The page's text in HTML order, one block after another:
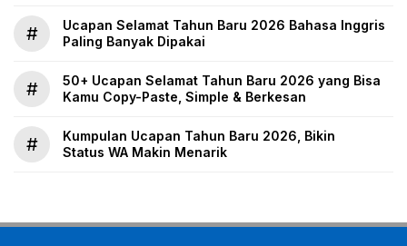
#
Ucapan Selamat Tahun Baru 2026 Bahasa Inggris
Paling Banyak Dipakai
#
50+ Ucapan Selamat Tahun Baru 2026 yang Bisa
Kamu Copy-Paste, Simple & Berkesan
#
Kumpulan Ucapan Tahun Baru 2026, Bikin
Status WA Makin Menarik